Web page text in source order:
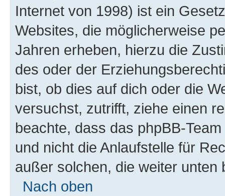
Internet von 1998) ist ein
Websites, die möglicherweise
Jahren erheben, hierzu die
des oder der
bist, ob dies auf dich oder die
versuchst, zutrifft, ziehe einen
beachte, dass das phpBB-
und nicht die Anlaufstelle für
außer solchen, die weiter unten
Nach oben